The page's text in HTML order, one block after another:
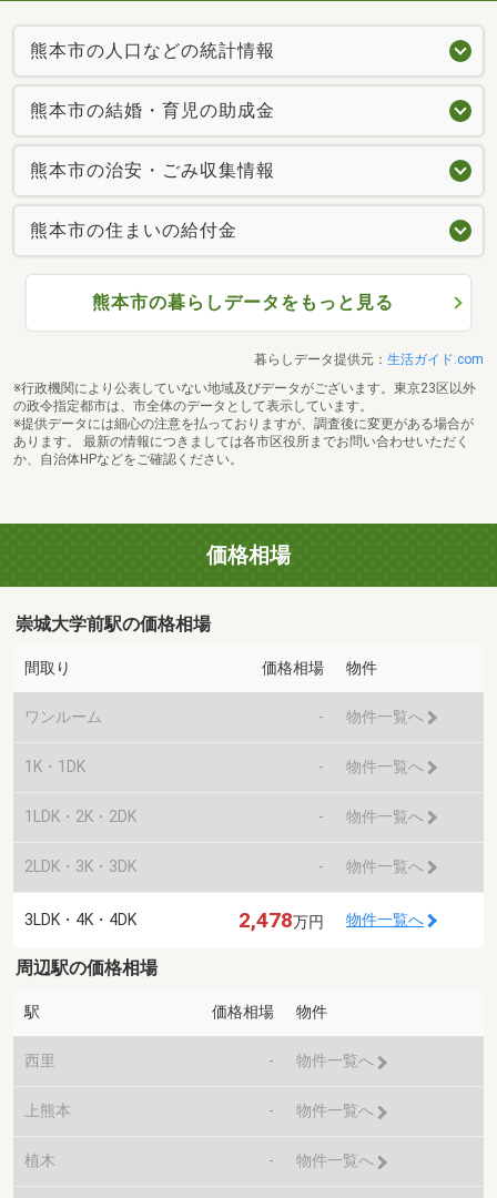
熊本市の人口などの統計情報
熊本市の結婚・育児の助成金
熊本市の治安・ごみ収集情報
熊本市の住まいの給付金
熊本市の暮らしデータをもっと見る
暮らしデータ提供元： 生活ガイド.com
※行政機関により公表していない地域及びデータがございます。東京23区以外
の政令指定都市は、市全体のデータとして表示しています。
※提供データには細心の注意を払っておりますが、調査後に変更がある場合が
あります。 最新の情報につきましては各市区役所までお問い合わせいただく
か、自治体HPなどをご確認ください。
価格相場
崇城大学前駅の価格相場
間取り 価格相場 物件
ワンルーム - 物件一覧へ
1K・1DK - 物件一覧へ
1LDK・2K・2DK - 物件一覧へ
2LDK・3K・3DK - 物件一覧へ
3LDK・4K・4DK 2,478万円 物件一覧へ
周辺駅の価格相場
駅 価格相場 物件
西里 - 物件一覧へ
上熊本 - 物件一覧へ
植木 - 物件一覧へ